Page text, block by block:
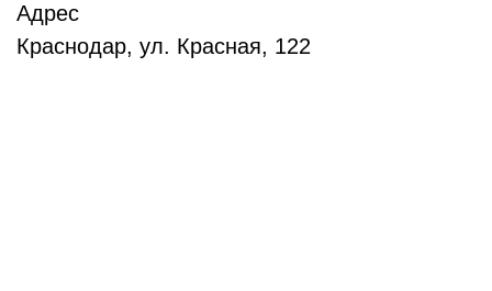
Адрес
Краснодар, ул. Красная, 122